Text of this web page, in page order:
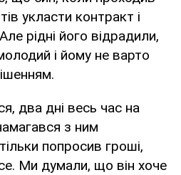
укласти контракт і
рідні його відрадили,
і йому не варто
два дні весь час на
з ним
попросив гроші,
Ми думали, що він хоче